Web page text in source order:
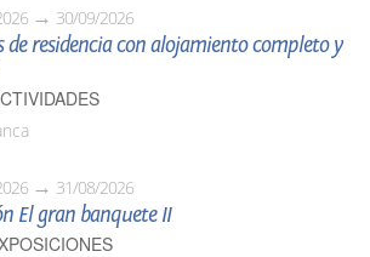
30/09/2026
de residencia con alojamiento completo y
31/08/2026
El gran banquete II